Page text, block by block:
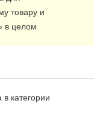
товару и
в целом
категории